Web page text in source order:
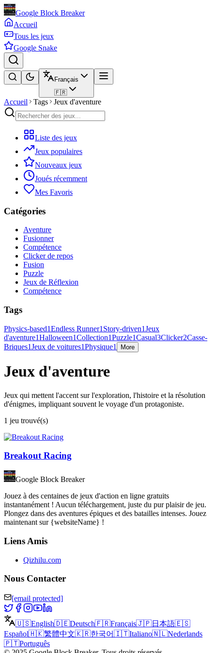
Google Block Breaker
Accueil
Tous les jeux
Google Snake
Français
🇫🇷
Accueil Tags Jeux d'aventure
Liste des jeux
Jeux populaires
Nouveaux jeux
Joués récemment
Mes Favoris
Catégories
Aventure
Fusionner
Compétence
Clicker de repos
Fusion
Puzzle
Jeux de Réflexion
Compétence
Tags
Physics-based1Endless Runner1 Story-driven1Jeux
d'aventure1Halloween1Collection1Puzzle1Casual3Clicker2Casse-
Briques1Jeux de voitures1Physique1 More
Jeux d'aventure
Jeux qui mettent l'accent sur l'exploration, l'histoire et la résolution
d'énigmes, impliquant souvent le voyage d'un protagoniste.
1 jeu trouvé(s)
Breakout Racing
Google Block Breaker
Jouez à des centaines de jeux d'action en ligne gratuits
instantanément ! Aucun téléchargement, juste du pur plaisir de jeu.
Plongez dans des aventures épiques et des batailles intenses. Jouez
maintenant sur {websiteName} !
Liens Amis
Qizhilu.com
Nous Contacter
[email protected]
🇺🇸English🇩🇪Deutsch🇫🇷Français🇯🇵日本語🇪🇸
Español🇭🇰繁體中文🇰🇷한국어🇮🇹Italiano🇳🇱Nederlands
🇵🇹Português